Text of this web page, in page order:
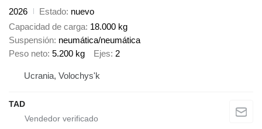
2026 Estado nuevo
Capacidad de carga 18.000 kg
Suspensión neumática/neumática
Peso neto 5.200 kg Ejes 2
Ucrania, Volochys'k
TAD